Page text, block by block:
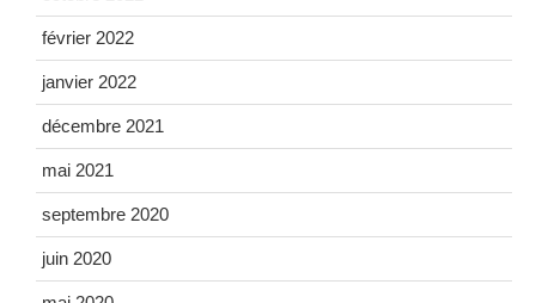
février 2022
janvier 2022
décembre 2021
mai 2021
septembre 2020
juin 2020